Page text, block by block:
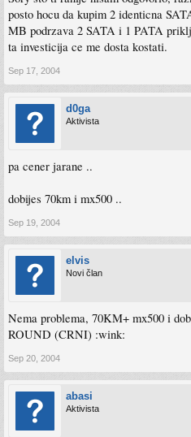
posto hocu da kupim 2 identicna
MB podrzava 2 SATA i 1 PATA
ta investicija ce me dosta kostati.
Sep 17, 2004
d0ga
Aktivista
pa cener jarane ..
dobijes 70km i mx500 ..
Sep 19, 2004
elvis
Novi član
Nema problema, 70KM+ mx500 i
ROUND (CRNI) :wink:
Sep 20, 2004
abasi
Aktivista